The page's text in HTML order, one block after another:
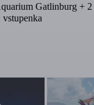
Gatlinburg + 2
vstupenka